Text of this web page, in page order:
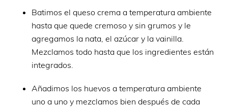
Batimos el queso crema a temperatura ambiente
hasta que quede cremoso y sin grumos y le
agregamos la nata, el azúcar y la vainilla.
Mezclamos todo hasta que los ingredientes están
integrados.
Añadimos los huevos a temperatura ambiente
uno a uno y mezclamos bien después de cada